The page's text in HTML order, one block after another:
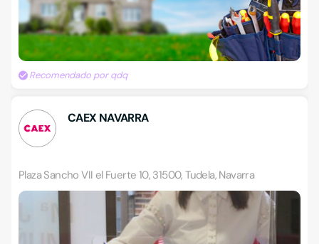
Recomendado por qdq
CAEX NAVARRA
Plaza Sancho VII el Fuerte 10, 31500, Tudela, Navarra